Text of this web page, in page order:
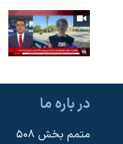
در باره ما
متمم بخش ۵۰۸